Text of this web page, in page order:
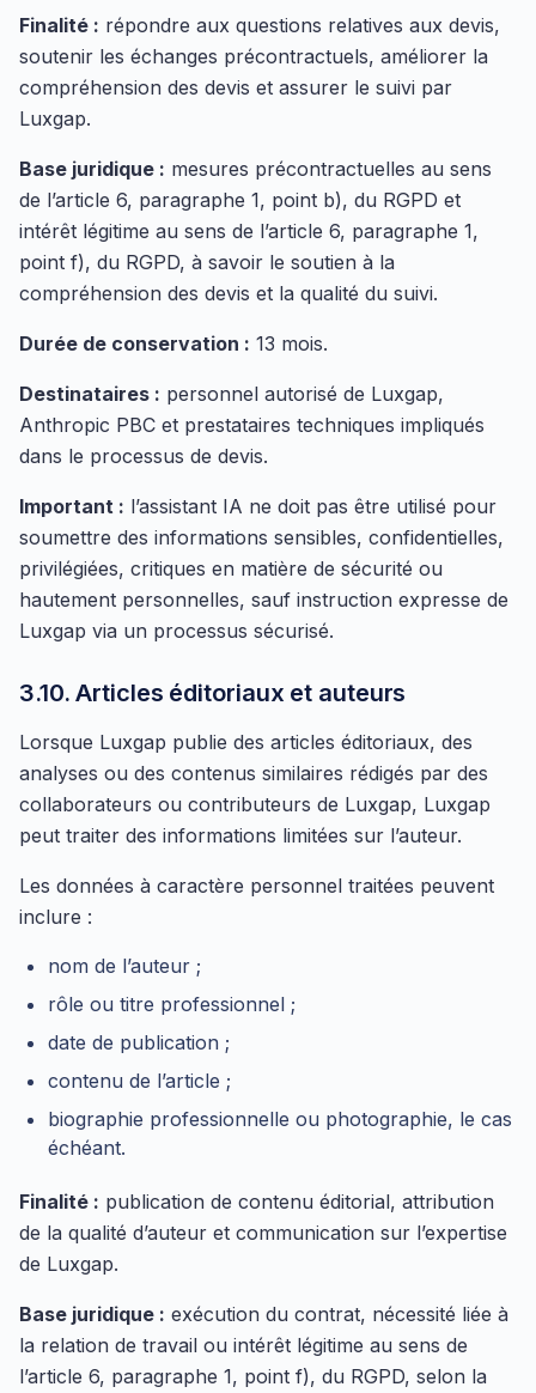
Finalité : répondre aux questions relatives aux devis,
soutenir les échanges précontractuels, améliorer la
compréhension des devis et assurer le suivi par
Luxgap.
Base juridique : mesures précontractuelles au sens
de l’article 6, paragraphe 1, point b), du RGPD et
intérêt légitime au sens de l’article 6, paragraphe 1,
point f), du RGPD, à savoir le soutien à la
compréhension des devis et la qualité du suivi.
Durée de conservation : 13 mois.
Destinataires : personnel autorisé de Luxgap,
Anthropic PBC et prestataires techniques impliqués
dans le processus de devis.
Important : l’assistant IA ne doit pas être utilisé pour
soumettre des informations sensibles, confidentielles,
privilégiées, critiques en matière de sécurité ou
hautement personnelles, sauf instruction expresse de
Luxgap via un processus sécurisé.
3.10. Articles éditoriaux et auteurs
Lorsque Luxgap publie des articles éditoriaux, des
analyses ou des contenus similaires rédigés par des
collaborateurs ou contributeurs de Luxgap, Luxgap
peut traiter des informations limitées sur l’auteur.
Les données à caractère personnel traitées peuvent
inclure :
nom de l’auteur ;
rôle ou titre professionnel ;
date de publication ;
contenu de l’article ;
biographie professionnelle ou photographie, le cas
échéant.
Finalité : publication de contenu éditorial, attribution
de la qualité d’auteur et communication sur l’expertise
de Luxgap.
Base juridique : exécution du contrat, nécessité liée à
la relation de travail ou intérêt légitime au sens de
l’article 6, paragraphe 1, point f), du RGPD, selon la